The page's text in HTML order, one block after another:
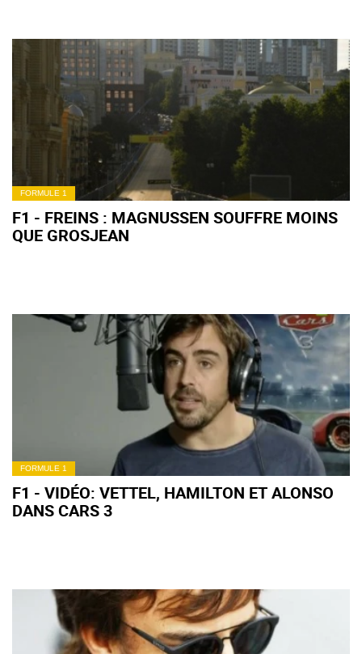
FORMULE 1
F1 - FREINS : MAGNUSSEN SOUFFRE MOINS
QUE GROSJEAN
FORMULE 1
F1 - VIDÉO: VETTEL, HAMILTON ET ALONSO
DANS CARS 3